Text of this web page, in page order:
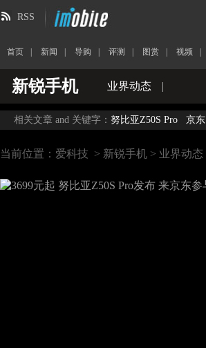
RSS
首页 新闻 导购 评测 图赏 视频
新锐手机 业界动态 |
相关文章 and 关键字： 努比亚Z50S Pro 京东
当前位置： 爱科技 > 新锐手机 > 业界动态